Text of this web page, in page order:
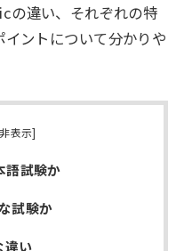
の違い、それぞれの特
ントについて分かりや
非表示]
語試験か
試験か
い